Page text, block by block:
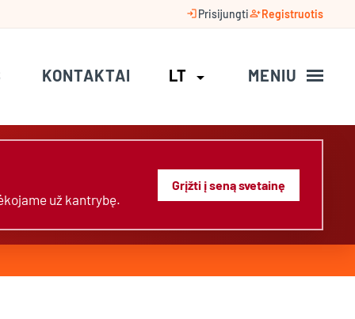
loginPrisijungtiperson_addRegistruotis
KONTAKTAI LT arrow_drop_down MENIU
už kantrybę.
Grįžti į seną svetainę